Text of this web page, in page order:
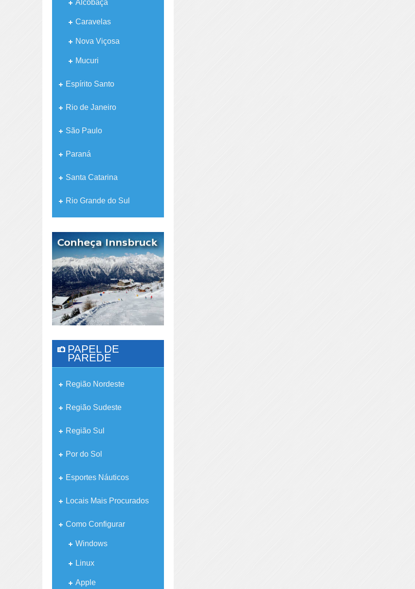
Alcobaça
Caravelas
Nova Viçosa
Mucuri
Espírito Santo
Rio de Janeiro
São Paulo
Paraná
Santa Catarina
Rio Grande do Sul
PAPEL DE
PAREDE
Região Nordeste
Região Sudeste
Região Sul
Por do Sol
Esportes Náuticos
Locais Mais Procurados
Como Configurar
Windows
Linux
Apple